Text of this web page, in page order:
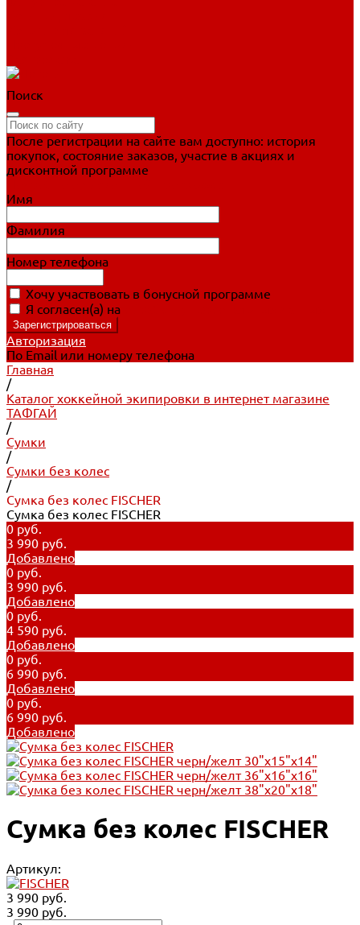
Поиск
После регистрации на сайте вам доступно: история
покупок, состояние заказов, участие в акциях и
дисконтной программе
Имя
Фамилия
Номер телефона
Хочу участвовать в бонусной программе
Я согласен(а) на
Авторизация
По Email или номеру телефона
Главная
/
Каталог хоккейной экипировки в интернет магазине
ТАФГАЙ
/
Сумки
/
Сумки без колес
/
Сумка без колес FISCHER
Сумка без колес FISCHER
0 руб.
3 990 руб.
Добавлено
0 руб.
3 990 руб.
Добавлено
0 руб.
4 590 руб.
Добавлено
0 руб.
6 990 руб.
Добавлено
0 руб.
6 990 руб.
Добавлено
Сумка без колес FISCHER
Артикул:
3 990 руб.
3 990 руб.